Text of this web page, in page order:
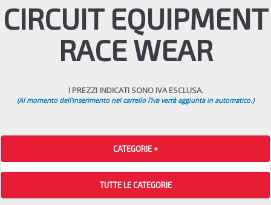
CIRCUIT EQUIPMENT
RACE WEAR
I PREZZI INDICATI SONO IVA ESCLUSA.
(Al momento dell'inserimento nel carrello l'iva verrà aggiunta in automatico.)
CATEGORIE +
TUTTE LE CATEGORIE